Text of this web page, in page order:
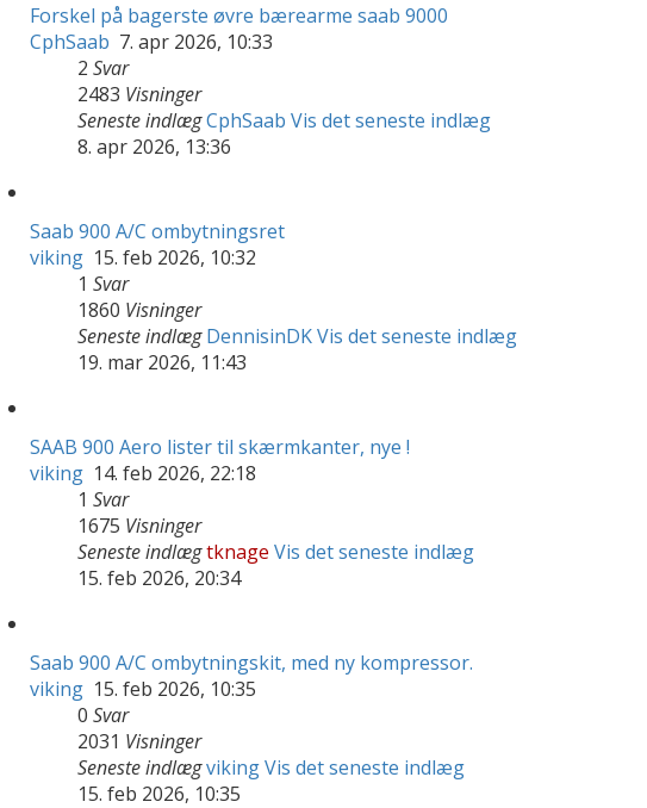
Forskel på bagerste øvre bærearme saab 9000
CphSaab 7. apr 2026, 10:33
2 Svar
2483 Visninger
Seneste indlægCphSaab Vis det seneste indlæg
8. apr 2026, 13:36
Saab 900 A/C ombytningsret
viking 15. feb 2026, 10:32
1 Svar
1860 Visninger
Seneste indlægDennisinDKVis det seneste indlæg
19. mar 2026, 11:43
SAAB 900 Aero lister til skærmkanter, nye !
viking 14. feb 2026, 22:18
1 Svar
1675 Visninger
Seneste indlægtknage Vis det seneste indlæg
15. feb 2026, 20:34
Saab 900 A/C ombytningskit, med ny kompressor.
viking 15. feb 2026, 10:35
0 Svar
2031 Visninger
Seneste indlægvikingVis det seneste indlæg
15. feb 2026, 10:35